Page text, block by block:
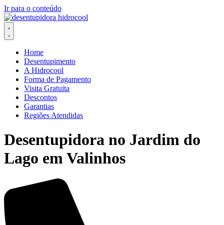
Ir para o conteúdo
Home
Desentupimento
A Hidrocool
Forma de Pagamento
Visita Gratuita
Descontos
Garantias
Regiões Atendidas
Desentupidora no Jardim do
Lago em Valinhos